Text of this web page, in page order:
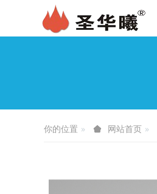
你的位置 网站首页